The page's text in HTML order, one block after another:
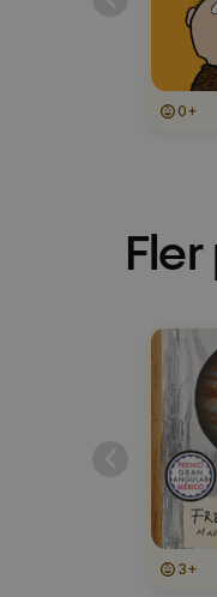
0+
3+